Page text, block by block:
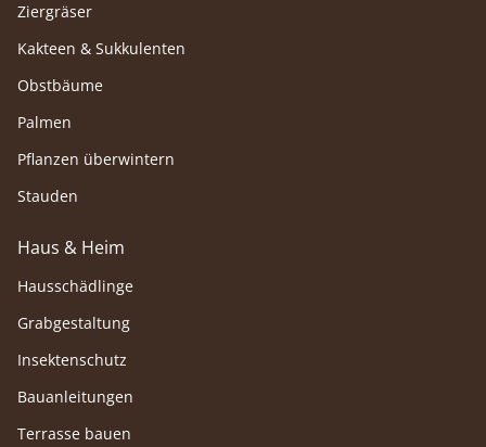
Ziergräser
Kakteen & Sukkulenten
Obstbäume
Palmen
Pflanzen überwintern
Stauden
Haus & Heim
Hausschädlinge
Grabgestaltung
Insektenschutz
Bauanleitungen
Terrasse bauen